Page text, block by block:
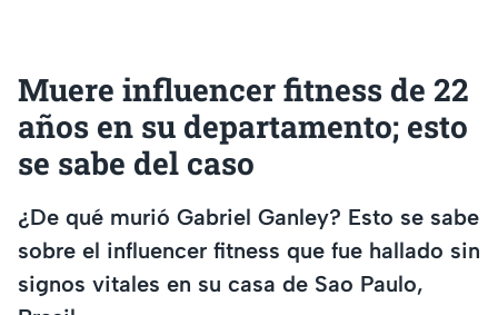
Muere influencer fitness de 22
años en su departamento; esto
se sabe del caso
¿De qué murió Gabriel Ganley? Esto se sabe
sobre el influencer fitness que fue hallado sin
signos vitales en su casa de Sao Paulo,